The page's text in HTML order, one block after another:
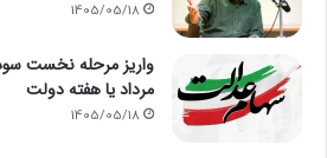
1405/05/18
مرداد یا هفته دولت
1405/05/18